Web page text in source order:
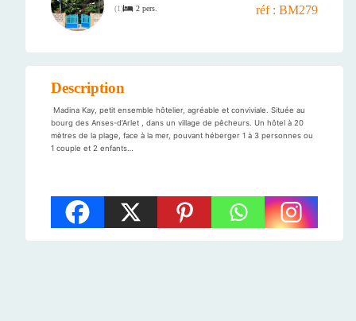
(1) 2 pers. réf : BM279
Description
Madina Kay, petit ensemble hôtelier, agréable et conviviale. Située au
bourg des Anses-d’Arlet , dans un village de pêcheurs. Un hôtel à 20
mètres de la plage, face à la mer, pouvant héberger 1 à 3 personnes ou
1 couple et 2 enfants…